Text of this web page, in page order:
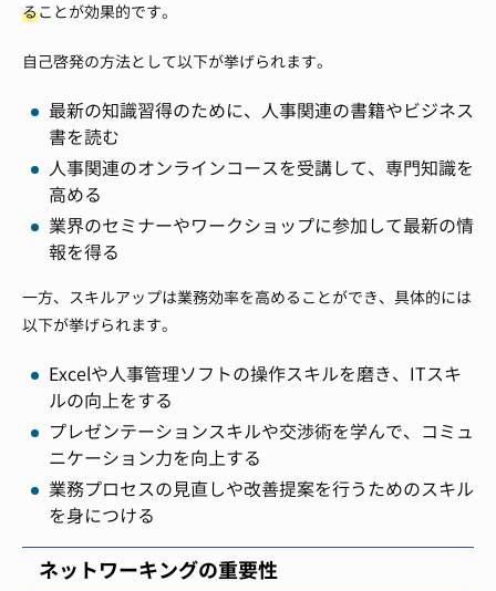
ることが効果的です。
自己啓発の方法として以下が挙げられます。
最新の知識習得のために、人事関連の書籍やビジネス
書を読む
人事関連のオンラインコースを受講して、専門知識を
高める
業界のセミナーやワークショップに参加して最新の情
報を得る
一方、スキルアップは業務効率を高めることができ、具体的には
以下が挙げられます。
Excelや人事管理ソフトの操作スキルを磨き、ITスキ
ルの向上をする
プレゼンテーションスキルや交渉術を学んで、コミュ
ニケーション力を向上する
業務プロセスの見直しや改善提案を行うためのスキル
を身につける
ネットワーキングの重要性